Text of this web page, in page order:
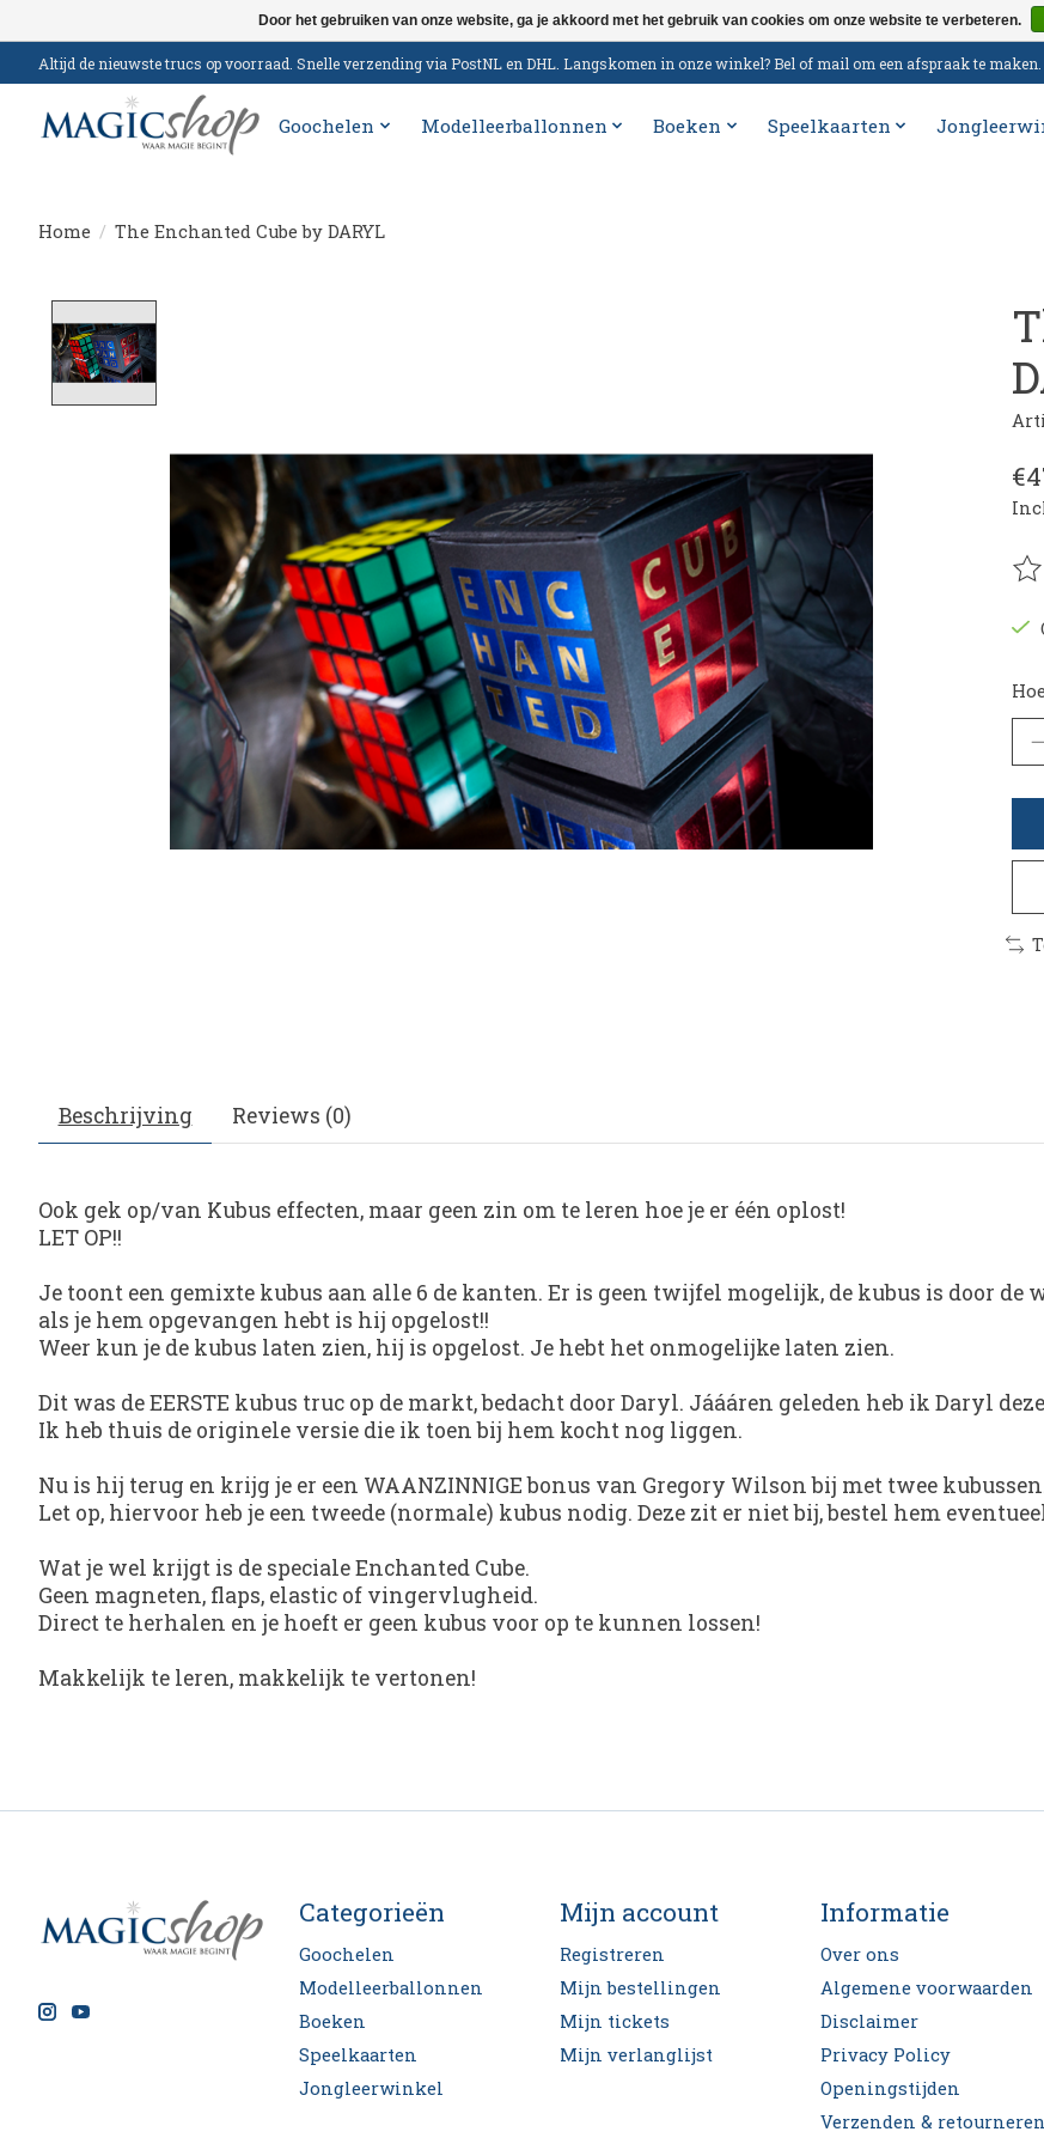
Altijd de nieuwste trucs op voorraad. Snelle verzending via PostNL en DHL. Langskomen in onze winkel? Bel of mail om een afspraak te maken.
Goochelen Modelleerballonnen Boeken Speelkaarten
Home / The Enchanted Cube by DARYL
Beschrijving Reviews (0)
Ook gek op/van Kubus effecten, maar geen zin om te leren hoe je er één oplost!
LET OP!!
Je toont een gemixte kubus aan alle 6 de kanten. Er is geen twijfel mogelijk, de kubus is door
als je hem opgevangen hebt is hij opgelost!!
Weer kun je de kubus laten zien, hij is opgelost. Je hebt het onmogelijke laten zien.
Dit was de EERSTE kubus truc op de markt, bedacht door Daryl. Jáááren geleden heb ik Daryl
Ik heb thuis de originele versie die ik toen bij hem kocht nog liggen.
Nu is hij terug en krijg je er een WAANZINNIGE bonus van Gregory Wilson bij met twee
Let op, hiervoor heb je een tweede (normale) kubus nodig. Deze zit er niet bij, bestel hem
Wat je wel krijgt is de speciale Enchanted Cube.
Geen magneten, flaps, elastic of vingervlugheid.
Direct te herhalen en je hoeft er geen kubus voor op te kunnen lossen!
Makkelijk te leren, makkelijk te vertonen!
Categorieën
Goochelen
Modelleerballonnen
Boeken
Speelkaarten
Jongleerwinkel
Mijn account
Registreren
Mijn bestellingen
Mijn tickets
Mijn verlanglijst
Informatie
Over ons
Algemene voorwaarden
Disclaimer
Privacy Policy
Openingstijden
Verzenden & retourneren
Door het gebruiken van onze website, ga je akkoord met het gebruik van cookies om onze website te verbeteren.